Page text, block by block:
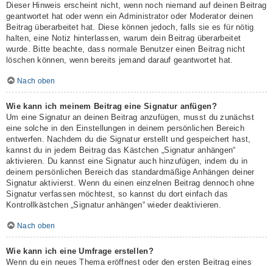
Dieser Hinweis erscheint nicht, wenn noch niemand auf deinen Beitrag
geantwortet hat oder wenn ein Administrator oder Moderator deinen
Beitrag überarbeitet hat. Diese können jedoch, falls sie es für nötig
halten, eine Notiz hinterlassen, warum dein Beitrag überarbeitet
wurde. Bitte beachte, dass normale Benutzer einen Beitrag nicht
löschen können, wenn bereits jemand darauf geantwortet hat.
Nach oben
Wie kann ich meinem Beitrag eine Signatur anfügen?
Um eine Signatur an deinen Beitrag anzufügen, musst du zunächst
eine solche in den Einstellungen in deinem persönlichen Bereich
entwerfen. Nachdem du die Signatur erstellt und gespeichert hast,
kannst du in jedem Beitrag das Kästchen „Signatur anhängen“
aktivieren. Du kannst eine Signatur auch hinzufügen, indem du in
deinem persönlichen Bereich das standardmäßige Anhängen deiner
Signatur aktivierst. Wenn du einen einzelnen Beitrag dennoch ohne
Signatur verfassen möchtest, so kannst du dort einfach das
Kontrollkästchen „Signatur anhängen“ wieder deaktivieren.
Nach oben
Wie kann ich eine Umfrage erstellen?
Wenn du ein neues Thema eröffnest oder den ersten Beitrag eines